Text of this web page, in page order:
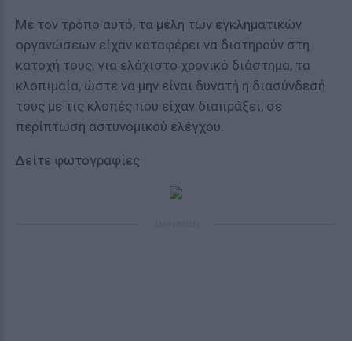
Με τον τρόπο αυτό, τα μέλη των εγκληματικών
οργανώσεων είχαν καταφέρει να διατηρούν στη
κατοχή τους, για ελάχιστο χρονικό διάστημα, τα
κλοπιμαία, ώστε να μην είναι δυνατή η διασύνδεσή
τους με τις κλοπές που είχαν διαπράξει, σε
περίπτωση αστυνομικού ελέγχου.
Δείτε φωτογραφίες